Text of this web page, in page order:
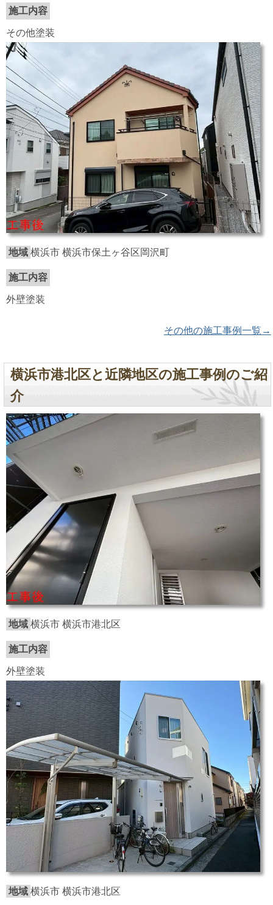
施工内容
その他塗装
地域 横浜市 横浜市保土ヶ谷区岡沢町
施工内容
外壁塗装
その他の施工事例一覧→
横浜市港北区と近隣地区の施工事例のご紹
介
地域 横浜市 横浜市港北区
施工内容
外壁塗装
地域 横浜市 横浜市港北区